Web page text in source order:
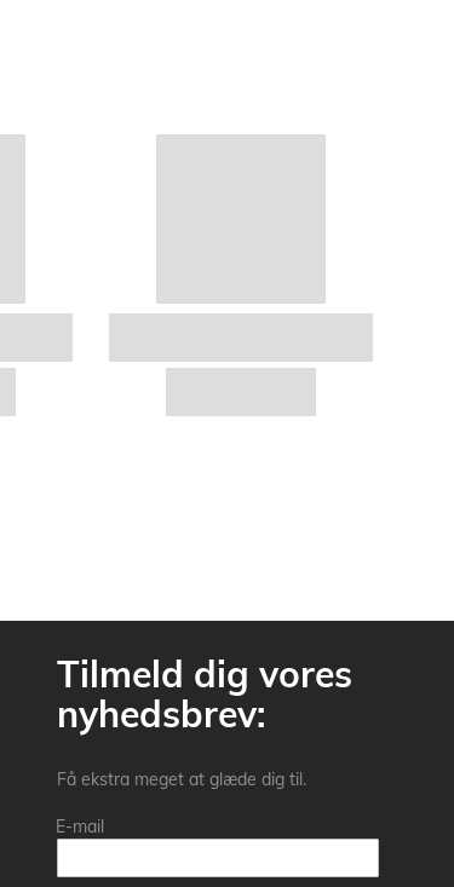
Tilmeld dig vores
nyhedsbrev:
Få ekstra meget at glæde dig til.
E-mail